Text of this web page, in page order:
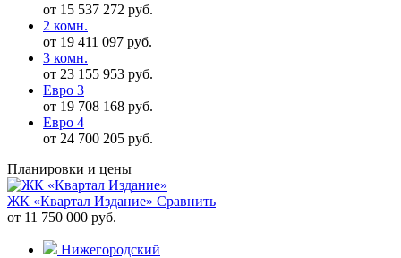
от 15 537 272 руб.
2 комн.
от 19 411 097 руб.
3 комн.
от 23 155 953 руб.
Евро 3
от 19 708 168 руб.
Евро 4
от 24 700 205 руб.
Планировки и цены
ЖК «Квартал Издание» Сравнить
от 11 750 000 руб.
Нижегородский